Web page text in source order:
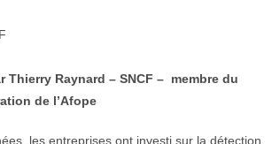
Thierry Raynard – SNCF – membre du
de l’Afope
les entreprises ont investi sur la détection